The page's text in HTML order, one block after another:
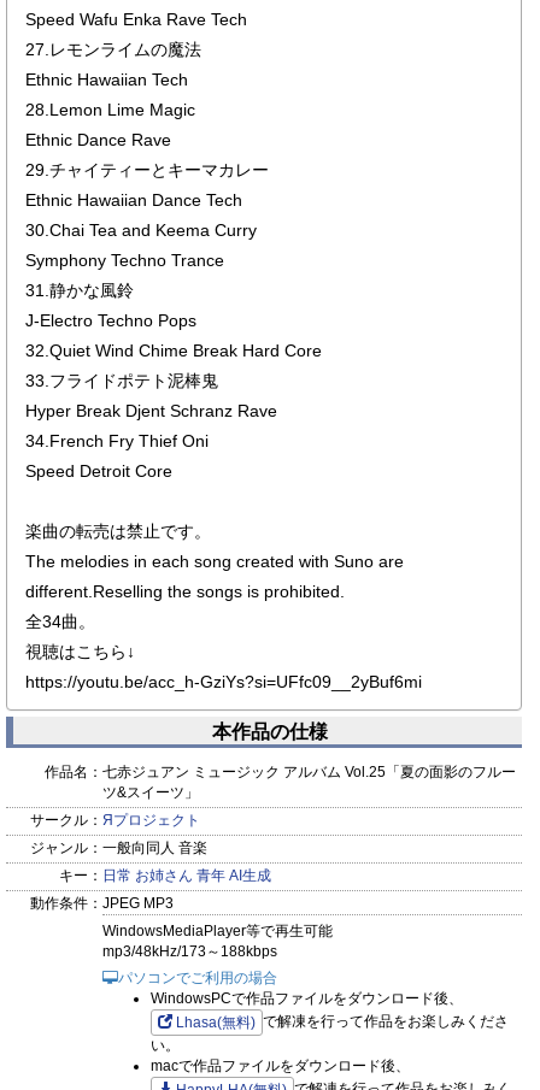
Speed Wafu Enka Rave Tech
27.レモンライムの魔法
Ethnic Hawaiian Tech
28.Lemon Lime Magic
Ethnic Dance Rave
29.チャイティーとキーマカレー
Ethnic Hawaiian Dance Tech
30.Chai Tea and Keema Curry
Symphony Techno Trance
31.静かな風鈴
J-Electro Techno Pops
32.Quiet Wind Chime Break Hard Core
33.フライドポテト泥棒鬼
Hyper Break Djent Schranz Rave
34.French Fry Thief Oni
Speed Detroit Core
楽曲の転売は禁止です。
The melodies in each song created with Suno are
different.Reselling the songs is prohibited.
全34曲。
視聴はこちら↓
https://youtu.be/acc_h-GziYs?si=UFfc09__2yBuf6mi
本作品の仕様
作品名： 七赤ジュアン ミュージック アルバム Vol.25「夏の面影のフルー
ツ&スイーツ」
サークル： Яプロジェクト
ジャンル： 一般向同人 音楽
キー： 日常 お姉さん 青年 AI生成
動作条件： JPEG MP3
WindowsMediaPlayer等で再生可能
mp3/48kHz/173～188kbps
パソコンでご利用の場合
WindowsPCで作品ファイルをダウンロード後、
Lhasa(無料) で解凍を行って作品をお楽しみくださ
い。
macで作品ファイルをダウンロード後、